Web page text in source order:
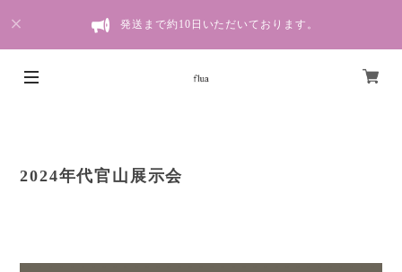
発送まで約10日いただいております。
2024年代官山展示会